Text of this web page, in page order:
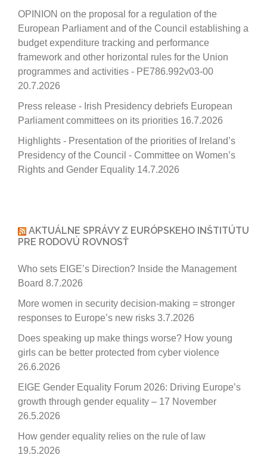
OPINION on the proposal for a regulation of the
European Parliament and of the Council establishing a
budget expenditure tracking and performance
framework and other horizontal rules for the Union
programmes and activities - PE786.992v03-00
20.7.2026
Press release - Irish Presidency debriefs European
Parliament committees on its priorities 16.7.2026
Highlights - Presentation of the priorities of Ireland’s
Presidency of the Council - Committee on Women’s
Rights and Gender Equality 14.7.2026
AKTUÁLNE SPRÁVY Z EURÓPSKEHO INŠTITÚTU
PRE RODOVÚ ROVNOSŤ
Who sets EIGE’s Direction? Inside the Management
Board 8.7.2026
More women in security decision-making = stronger
responses to Europe’s new risks 3.7.2026
Does speaking up make things worse? How young
girls can be better protected from cyber violence
26.6.2026
EIGE Gender Equality Forum 2026: Driving Europe’s
growth through gender equality – 17 November
26.5.2026
How gender equality relies on the rule of law
19.5.2026